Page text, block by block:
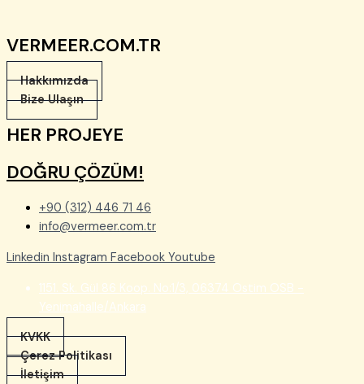
VERMEER.COM.TR
Hakkımızda
Bize Ulaşın
HER PROJEYE
DOĞRU ÇÖZÜM!
+90 (312) 446 71 46
info@vermeer.com.tr
Linkedin Instagram Facebook Youtube
1151. Sk. Gül 86 Koop. No:1/3, 06374 Ostim OSB -
Yenimahalle/Ankara
KVKK
Çerez Politikası
İletişim